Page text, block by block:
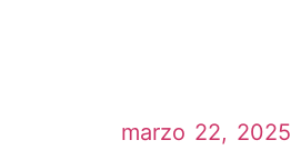
marzo 22, 2025